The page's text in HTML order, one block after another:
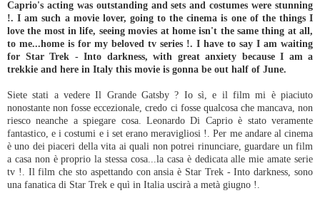
Caprio's acting was outstanding and sets and costumes were stunning
!. I am such a movie lover, going to the cinema is one of the things I
love the most in life, seeing movies at home isn't the same thing at all,
to me...home is for my beloved tv series !. I have to say I am waiting
for Star Trek - Into darkness, with great anxiety because I am a
trekkie and here in Italy this movie is gonna be out half of June.
Siete stati a vedere Il Grande Gatsby ? Io sì, e il film mi è piaciuto
nonostante non fosse eccezionale, credo ci fosse qualcosa che mancava, non
riesco neanche a spiegare cosa. Leonardo Di Caprio è stato veramente
fantastico, e i costumi e i set erano meravigliosi !. Per me andare al cinema
è uno dei piaceri della vita ai quali non potrei rinunciare, guardare un film
a casa non è proprio la stessa cosa...la casa è dedicata alle mie amate serie
tv !. Il film che sto aspettando con ansia è Star Trek - Into darkness, sono
una fanatica di Star Trek e quì in Italia uscirà a metà giugno !.